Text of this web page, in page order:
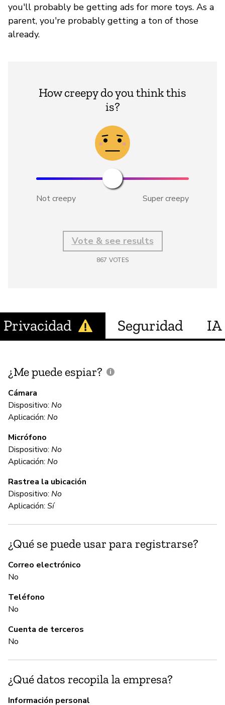
you'll probably be getting ads for more toys. As a
parent, you're probably getting a ton of those
already.
How creepy do you think this
is?
Not creepy Super creepy
Vote & see results
867 VOTES
Privacidad Seguridad IA
¿Me puede espiar?
Cámara
Dispositivo: No
Aplicación: No
Micrófono
Dispositivo: No
Aplicación: No
Rastrea la ubicación
Dispositivo: No
Aplicación: Sí
¿Qué se puede usar para registrarse?
Correo electrónico
No
Teléfono
No
Cuenta de terceros
No
¿Qué datos recopila la empresa?
Información personal